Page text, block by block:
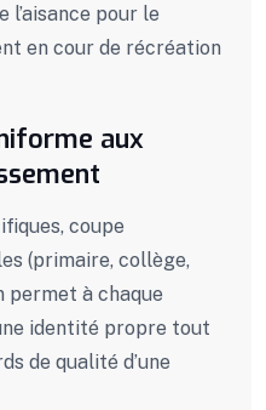
l’aisance pour le
en cour de récréation
aux
coupe
(primaire, collège,
permet à chaque
identité propre tout
de qualité d’une